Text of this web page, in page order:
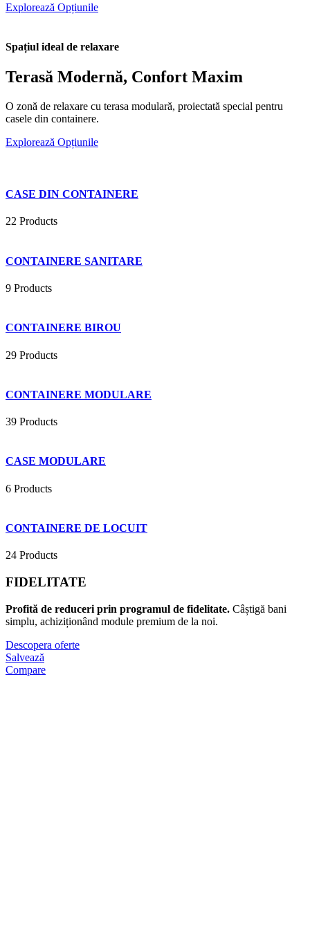
Explorează Opțiunile
Spațiul ideal de relaxare
Terasă Modernă, Confort Maxim
O zonă de relaxare cu terasa modulară, proiectată special pentru
casele din containere.
Explorează Opțiunile
CASE DIN CONTAINERE
22 Products
CONTAINERE SANITARE
9 Products
CONTAINERE BIROU
29 Products
CONTAINERE MODULARE
39 Products
CASE MODULARE
6 Products
CONTAINERE DE LOCUIT
24 Products
FIDELITATE
Profită de reduceri prin programul de fidelitate. Câștigă bani
simplu, achiziționând module premium de la noi.
Descopera oferte
Salvează
Compare